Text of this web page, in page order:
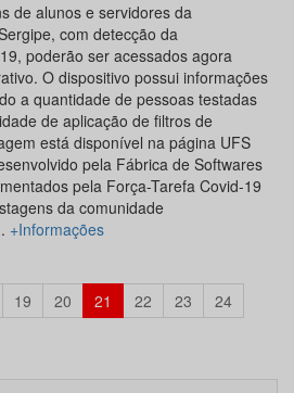
de alunos e servidores da
com detecção da
poderão ser acessados agora
O dispositivo possui informações
a quantidade de pessoas testadas
de aplicação de filtros de
está disponível na página UFS
pela Fábrica de Softwares
pela Força-Tarefa Covid-19
da comunidade
+Informações
19 20 21 22 23
24